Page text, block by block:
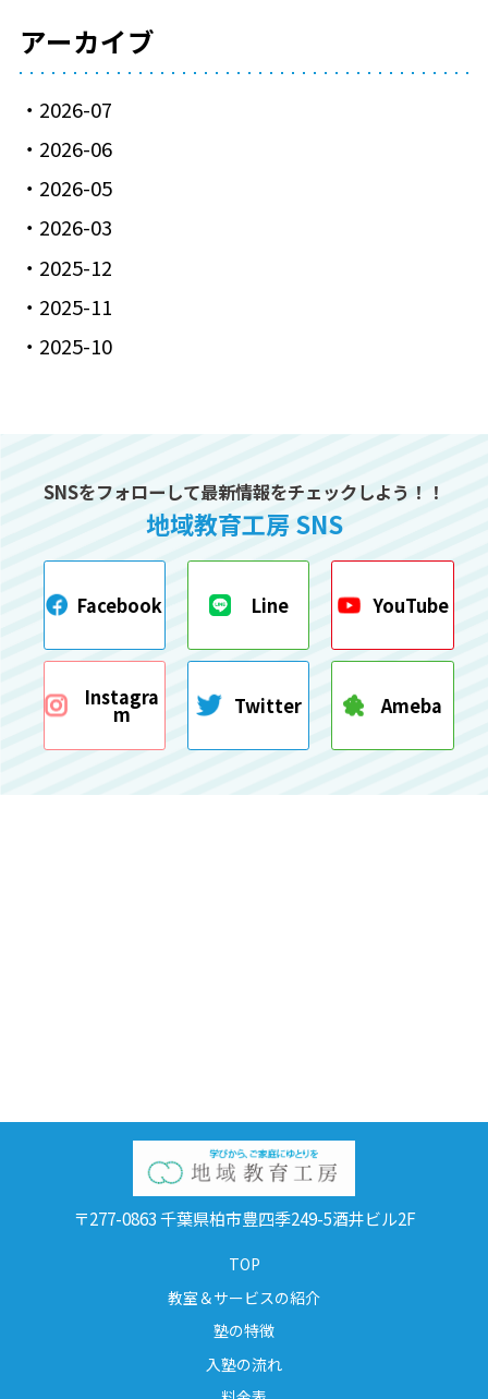
アーカイブ
2026-07
2026-06
2026-05
2026-03
2025-12
2025-11
2025-10
SNSをフォローして最新情報をチェックしよう！！
地域教育工房 SNS
Facebook Line YouTube
Instagra
m Twitter Ameba
TOP
教室＆サービスの紹介
塾の特徴
入塾の流れ
〒277-0863 千葉県柏市豊四季249-5酒井ビル2F